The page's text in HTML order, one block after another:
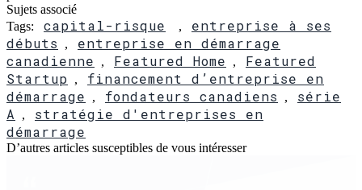
Sujets associé
Tags:
capital-risque ,
entreprise à ses
débuts
,
entreprise en démarrage
canadienne
, Featured Home ,
Featured
Startup
,
financement d’entreprise en
démarrage
, fondateurs canadiens ,
série
A
,
stratégie d'entreprises en
démarrage
D’autres articles susceptibles de vous intéresser